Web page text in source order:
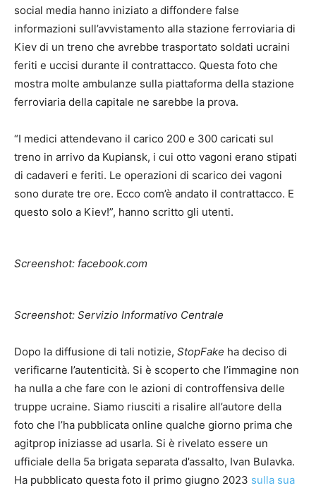
social media hanno iniziato a diffondere false
informazioni sull’avvistamento alla stazione ferroviaria di
Kiev di un treno che avrebbe trasportato soldati ucraini
feriti e uccisi durante il contrattacco. Questa foto che
mostra molte ambulanze sulla piattaforma della stazione
ferroviaria della capitale ne sarebbe la prova.
“I medici attendevano il carico 200 e 300 caricati sul
treno in arrivo da Kupiansk, i cui otto vagoni erano stipati
di cadaveri e feriti. Le operazioni di scarico dei vagoni
sono durate tre ore. Ecco com’è andato il contrattacco. E
questo solo a Kiev!”, hanno scritto gli utenti.
Screenshot: facebook.com
Screenshot: Servizio Informativo Centrale
Dopo la diffusione di tali notizie, StopFake ha deciso di
verificarne l’autenticità. Si è scoperto che l’immagine non
ha nulla a che fare con le azioni di controffensiva delle
truppe ucraine. Siamo riusciti a risalire all’autore della
foto che l’ha pubblicata online qualche giorno prima che
agitprop iniziasse ad usarla. Si è rivelato essere un
ufficiale della 5a brigata separata d’assalto, Ivan Bulavka.
Ha pubblicato questa foto il primo giugno 2023 sulla sua